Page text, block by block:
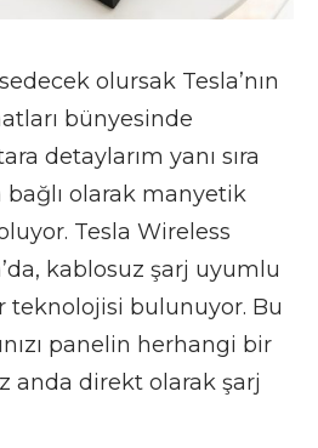
olursak Tesla’nın
bünyesinde
detaylarım yanı sıra
olarak manyetik
Tesla Wireless
kablosuz şarj uyumlu
teknolojisi bulunuyor. Bu
panelin herhangi bir
anda direkt olarak şarj